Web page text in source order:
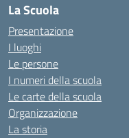
La Scuola
Presentazione
I luoghi
Le persone
I numeri della scuola
Le carte della scuola
Organizzazione
La storia